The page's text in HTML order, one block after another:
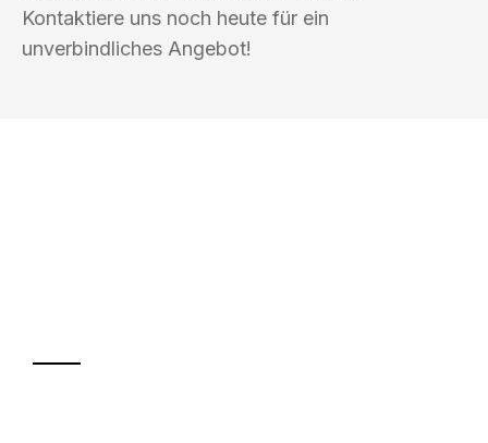
Kontaktiere uns noch heute für ein
unverbindliches Angebot!